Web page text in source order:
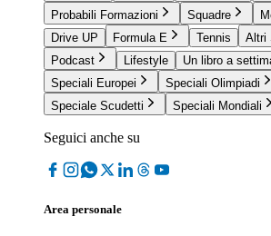
Probabili Formazioni
Squadre
Drive UP
Formula E Tennis Altri
Podcast
Lifestyle
Un libro a
Speciali Europei
Speciali Olimpiadi
Speciale Scudetti
Speciali Mondiali
Seguici anche su
Area personale